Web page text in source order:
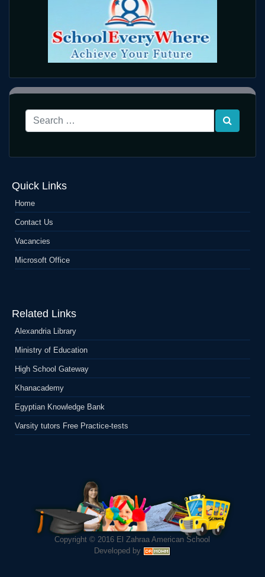
Quick Links
Home
Contact Us
Vacancies
Microsoft Office
Related Links
Alexandria Library
Ministry of Education
High School Gateway
Khanacademy
Egyptian Knowledge Bank
Varsity tutors Free Practice-tests
Copyright © 2016 El Zahraa American School
Developed by